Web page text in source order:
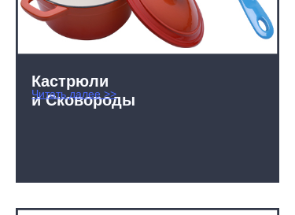
Кастрюли
и Сковороды
Читать далее >>